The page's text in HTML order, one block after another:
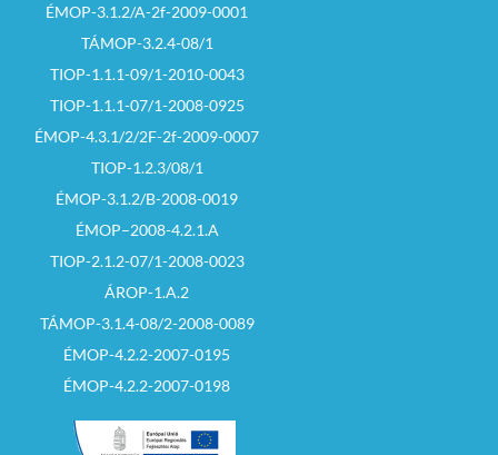
ÉMOP-3.1.2/A-2f-2009-0001
TÁMOP-3.2.4-08/1
TIOP-1.1.1-09/1-2010-0043
TIOP-1.1.1-07/1-2008-0925
ÉMOP-4.3.1/2/2F-2f-2009-0007
TIOP-1.2.3/08/1
ÉMOP-3.1.2/B-2008-0019
ÉMOP–2008-4.2.1.A
TIOP-2.1.2-07/1-2008-0023
ÁROP-1.A.2
TÁMOP-3.1.4-08/2-2008-0089
ÉMOP-4.2.2-2007-0195
ÉMOP-4.2.2-2007-0198